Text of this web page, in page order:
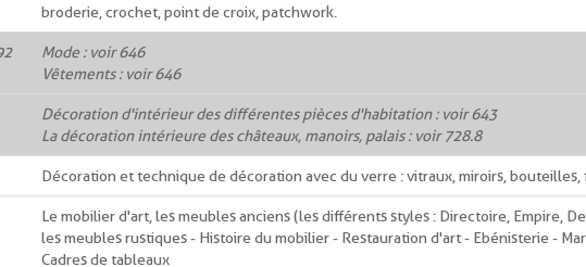
broderie, crochet, point de croix, patchwork.
Mode : voir 646
Vêtements : voir 646
Décoration d'intérieur des différentes pièces d'habitation : voir 643
La décoration intérieure des châteaux, manoirs, palais : voir 728.8
Décoration et technique de décoration avec du verre : vitraux, miroirs, bouteilles,
Le mobilier d'art, les meubles anciens (les différents styles : Directoire, Empire,
les meubles rustiques - Histoire du mobilier - Restauration d'art - Ebénisterie -
Cadres de tableaux